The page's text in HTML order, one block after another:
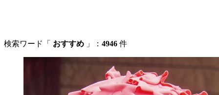
検索ワード「 おすすめ 」： 4946 件